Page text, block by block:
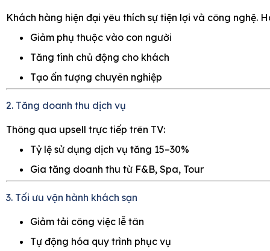
Khách hàng hiện đại yêu thích sự tiện lợi và công nghệ.
Giảm phụ thuộc vào con người
Tăng tính chủ động cho khách
Tạo ấn tượng chuyên nghiệp
2. Tăng doanh thu dịch vụ
Thông qua upsell trực tiếp trên TV:
Tỷ lệ sử dụng dịch vụ tăng 15–30%
Gia tăng doanh thu từ F&B, Spa, Tour
3. Tối ưu vận hành khách sạn
Giảm tải công việc lễ tân
Tự động hóa quy trình phục vụ